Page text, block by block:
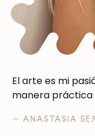
El arte es mi
manera práctica
— ANASTASIA